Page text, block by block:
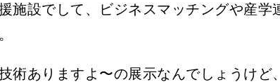
施設でして、ビジネスマッチングや産学
術ありますよ〜の展示なんでしょうけど